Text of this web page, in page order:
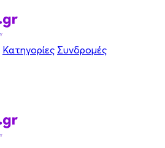
Κατηγορίες Συνδρομές